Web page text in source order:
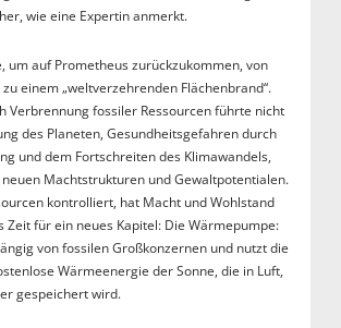
wie eine Expertin anmerkt.
um auf Prometheus zurückzukommen, von
einem „weltverzehrenden Flächenbrand“.
Verbrennung fossiler Ressourcen führte nicht
des Planeten, Gesundheitsgefahren durch
und dem Fortschreiten des Klimawandels,
Machtstrukturen und Gewaltpotentialen.
kontrolliert, hat Macht und Wohlstand
Zeit für ein neues Kapitel: Die Wärmepumpe:
von fossilen Großkonzernen und nutzt die
Wärmeenergie der Sonne, die in Luft,
gespeichert wird.